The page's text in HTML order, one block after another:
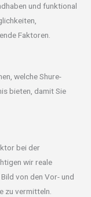
und funktional
Faktoren.
welche Shure-
bieten, damit Sie
bei der
wir reale
von den Vor- und
zu vermitteln.